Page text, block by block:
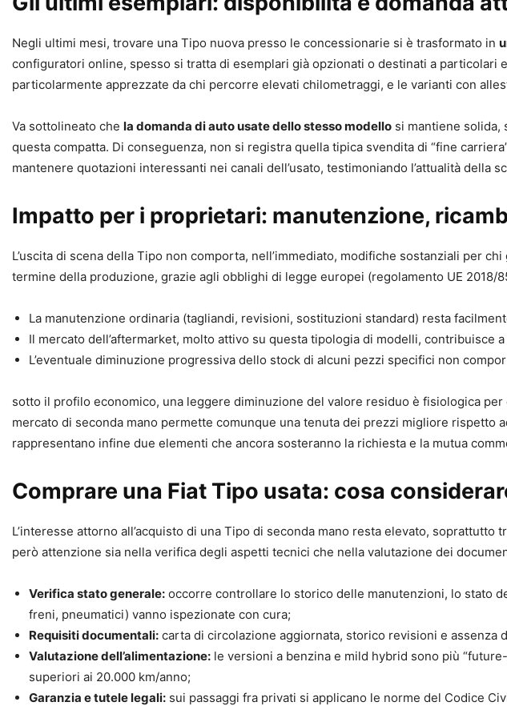
Negli ultimi mesi, trovare una Tipo nuova presso le concessionarie si è trasformato in
configuratori online, spesso si tratta di esemplari già opzionati o destinati a
particolarmente apprezzate da chi percorre elevati chilometraggi, e le varianti con
Va sottolineato che la domanda di auto usate dello stesso modello si mantiene solida,
questa compatta. Di conseguenza, non si registra quella tipica svendita di “fine
mantenere quotazioni interessanti nei canali dell’usato, testimoniando l’attualità della
Impatto per i proprietari: manutenzione,
L’uscita di scena della Tipo non comporta, nell’immediato, modifiche sostanziali per chi
termine della produzione, grazie agli obblighi di legge europei (regolamento UE
La manutenzione ordinaria (tagliandi, revisioni, sostituzioni standard) resta
Il mercato dell’aftermarket, molto attivo su questa tipologia di modelli,
L’eventuale diminuzione progressiva dello stock di alcuni pezzi specifici non
sotto il profilo economico, una leggere diminuzione del valore residuo è fisiologica
mercato di seconda mano permette comunque una tenuta dei prezzi migliore
rappresentano infine due elementi che ancora sosteranno la richiesta e la mutua
Comprare una Fiat Tipo usata: cosa
L’interesse attorno all’acquisto di una Tipo di seconda mano resta elevato,
però attenzione sia nella verifica degli aspetti tecnici che nella valutazione dei
Verifica stato generale: occorre controllare lo storico delle manutenzioni, lo stato
freni, pneumatici) vanno ispezionate con cura;
Requisiti documentali: carta di circolazione aggiornata, storico revisioni e assenza
Valutazione dell’alimentazione: le versioni a benzina e mild hybrid sono più
superiori ai 20.000 km/anno;
Garanzia e tutele legali: sui passaggi fra privati si applicano le norme del Codice